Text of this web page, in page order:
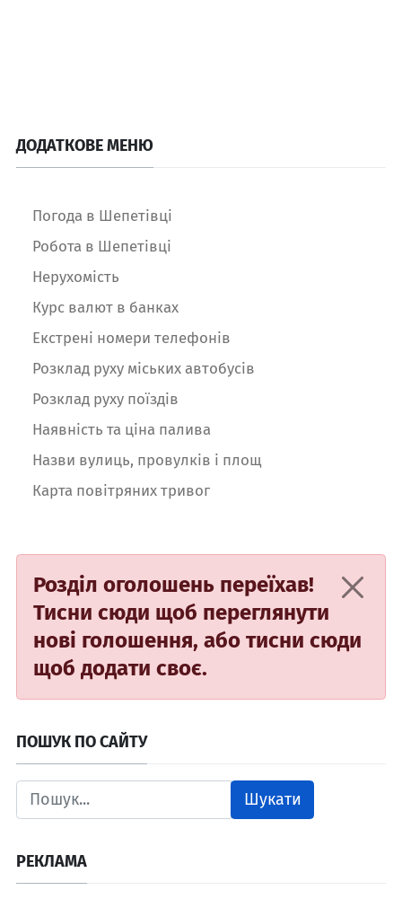
ДОДАТКОВЕ МЕНЮ
Погода в Шепетівці
Робота в Шепетівці
Нерухомість
Курс валют в банках
Екстрені номери телефонів
Розклад руху міських автобусів
Розклад руху поїздів
Наявність та ціна палива
Назви вулиць, провулків і площ
Карта повітряних тривог
Розділ оголошень переїхав!
Тисни сюди щоб переглянути
нові голошення, або тисни сюди
щоб додати своє.
ПОШУК ПО САЙТУ
Шукати
РЕКЛАМА